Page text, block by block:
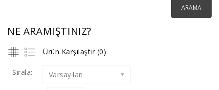
NE ARAMIŞTINIZ?
Ürün Karşılaştır (0)
Sırala: Varsayılan